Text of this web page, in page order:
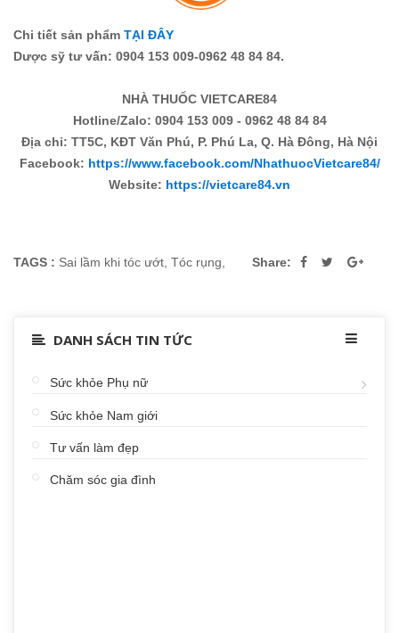
Chi tiết sản phẩm TẠI ĐÂY
Dược sỹ tư vấn: 0904 153 009-0962 48 84 84.
NHÀ THUỐC VIETCARE84
Hotline/Zalo: 0904 153 009 - 0962 48 84 84
Địa chỉ: TT5C, KĐT Văn Phú, P. Phú La, Q. Hà Đông, Hà Nội
Facebook: https://www.facebook.com/NhathuocVietcare84/
Website: https://vietcare84.vn
TAGS : Sai lầm khi tóc ướt Tóc rụng Share:
DANH SÁCH TIN TỨC
Sức khỏe Phụ nữ
Sức khỏe Nam giới
Tư vấn làm đẹp
Chăm sóc gia đình